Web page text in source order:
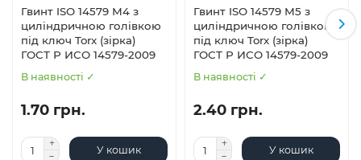
Гвинт ISO 14579 М4 з
циліндричною голівкою
під ключ Torx (зірка)
ГОСТ Р ИСО 14579-2009
В наявності ✓
1.70 грн.
У кошик
Гвинт ISO 14579 М5 з
циліндричною голівкою
під ключ Torx (зірка)
ГОСТ Р ИСО 14579-2009
В наявності ✓
2.40 грн.
У кошик